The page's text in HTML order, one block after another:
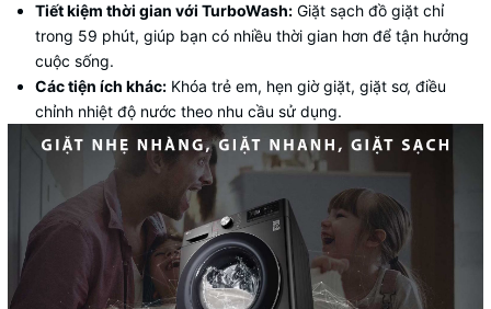
Tiết kiệm thời gian với TurboWash: Giặt sạch đồ giặt chỉ
trong 59 phút, giúp bạn có nhiều thời gian hơn để tận hưởng
cuộc sống.
Các tiện ích khác: Khóa trẻ em, hẹn giờ giặt, giặt sơ, điều
chỉnh nhiệt độ nước theo nhu cầu sử dụng.